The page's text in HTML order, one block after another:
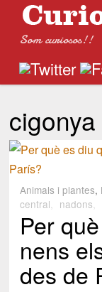
Som curiosos!!
cigonya
Animals i plantes,
central
nadons
Per
nens
des de